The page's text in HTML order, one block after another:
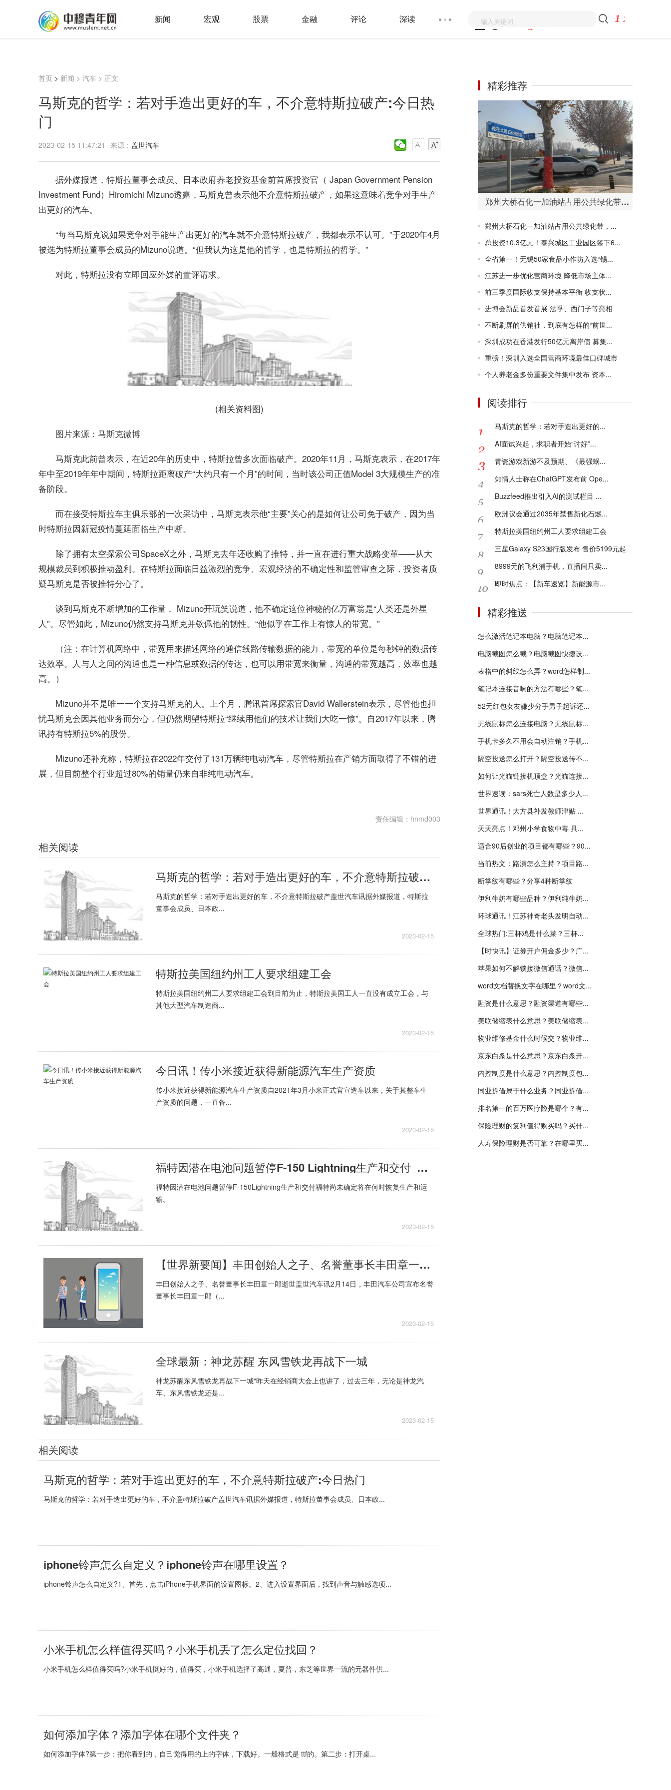
新闻 宏观 股票 金融 评论 深读
首页 > 新闻 > 汽车 > 正文
马斯克的哲学：若对手造出更好的车，不介意特斯拉破产:今日热
门
2023-02-15 11:47:21 来源： 盖世汽车
据外媒报道，特斯拉董事会成员、日本政府养老投资基金前首席投资官（ Japan Government Pension
Investment Fund）Hiromichi Mizuno透露，马斯克曾表示他不介意特斯拉破产，如果这意味着竞争对手生产
出更好的汽车。
“每当马斯克说如果竞争对手能生产出更好的汽车就不介意特斯拉破产，我都表示不认可。”于2020年4月
被选为特斯拉董事会成员的Mizuno说道。“但我认为这是他的哲学，也是特斯拉的哲学。”
对此，特斯拉没有立即回应外媒的置评请求。
(相关资料图)
图片来源：马斯克微博
马斯克此前曾表示，在近20年的历史中，特斯拉曾多次面临破产。2020年11月，马斯克表示，在2017年
年中至2019年年中期间，特斯拉距离破产“大约只有一个月”的时间，当时该公司正值Model 3大规模生产的准
备阶段。
而在接受特斯拉车主俱乐部的一次采访中，马斯克表示他“主要”关心的是如何让公司免于破产，因为当
时特斯拉因新冠疫情蔓延面临生产中断。
除了拥有太空探索公司SpaceX之外，马斯克去年还收购了推特，并一直在进行重大战略变革——从大
规模裁员到积极推动盈利。在特斯拉面临日益激烈的竞争、宏观经济的不确定性和监管审查之际，投资者质
疑马斯克是否被推特分心了。
谈到马斯克不断增加的工作量， Mizuno开玩笑说道，他不确定这位神秘的亿万富翁是“人类还是外星
人”。尽管如此，Mizuno仍然支持马斯克并钦佩他的韧性。“他似乎在工作上有惊人的带宽。”
（注：在计算机网络中，带宽用来描述网络的通信线路传输数据的能力，带宽的单位是每秒钟的数据传
达效率。人与人之间的沟通也是一种信息或数据的传达，也可以用带宽来衡量，沟通的带宽越高，效率也越
高。）
Mizuno并不是唯一一个支持马斯克的人。上个月，腾讯首席探索官David Wallerstein表示，尽管他也担
忧马斯克会因其他业务而分心，但仍然期望特斯拉“继续用他们的技术让我们大吃一惊”。自2017年以来，腾
讯持有特斯拉5%的股份。
Mizuno还补充称，特斯拉在2022年交付了131万辆纯电动汽车，尽管特斯拉在产销方面取得了不错的进
展，但目前整个行业超过80%的销量仍来自非纯电动汽车。
责任编辑：hnmd003
相关阅读
马斯克的哲学：若对手造出更好的车，不介意特斯拉破产:今日热门
马斯克的哲学：若对手造出更好的车，不介意特斯拉破产盖世汽车讯据外媒报道，特斯拉
董事会成员、日本政...
2023-02-15
特斯拉美国纽约州工人要求组建工会
特斯拉美国纽约州工人要求组建工会到目前为止，特斯拉美国工人一直没有成立工会，与
其他大型汽车制造商...
2023-02-15
今日讯！传小米接近获得新能源汽车生产资质
传小米接近获得新能源汽车生产资质自2021年3月小米正式官宣造车以来，关于其整车生
产资质的问题，一直备...
2023-02-15
福特因潜在电池问题暂停F-150 Lightning生产和交付_当前热文
福特因潜在电池问题暂停F-150Lightning生产和交付福特尚未确定将在何时恢复生产和运
输。
2023-02-15
【世界新要闻】丰田创始人之子、名誉董事长丰田章一郎逝世
丰田创始人之子、名誉董事长丰田章一郎逝世盖世汽车讯2月14日，丰田汽车公司宣布名誉
董事长丰田章一郎（...
2023-02-15
全球最新：神龙苏醒 东风雪铁龙再战下一城
神龙苏醒东风雪铁龙再战下一城“昨天在经销商大会上也讲了，过去三年，无论是神龙汽
车、东风雪铁龙还是...
2023-02-15
相关阅读
马斯克的哲学：若对手造出更好的车，不介意特斯拉破产:今日热门
马斯克的哲学：若对手造出更好的车，不介意特斯拉破产盖世汽车讯据外媒报道，特斯拉董事会成员、日本政...
iphone铃声怎么自定义？iphone铃声在哪里设置？
iphone铃声怎么自定义?1、首先，点击iPhone手机界面的设置图标。2、进入设置界面后，找到声音与触感选项...
小米手机怎么样值得买吗？小米手机丢了怎么定位找回？
小米手机怎么样值得买吗?小米手机挺好的，值得买，小米手机选择了高通，夏普，东芝等世界一流的元器件供...
如何添加字体？添加字体在哪个文件夹？
如何添加字体?第一步：把你看到的，自己觉得用的上的字体，下载好。一般格式是 ttf的。第二步：打开桌...
精彩推荐
郑州大桥石化一加油站占用公共绿化带，将企业广告牌模仿成了“路名牌”？
郑州大桥石化一加油站占用公共绿化带，...
总投资10.3亿元！泰兴城区工业园区签下6...
全省第一！无锡50家食品小作坊入选“锡...
江苏进一步优化营商环境 降低市场主体...
前三季度国际收支保持基本平衡 收支状...
进博会新品首发首展 法孚、西门子等亮相
不断刷屏的供销社，到底有怎样的“前世...
深圳成功在香港发行50亿元离岸债 募集...
重磅！深圳入选全国营商环境最佳口碑城市
个人养老金多份重要文件集中发布 资本...
阅读排行
马斯克的哲学：若对手造出更好的...
AI面试兴起，求职者开始“讨好”...
青瓷游戏新游不及预期、《最强蜗...
知情人士称在ChatGPT发布前 Ope...
Buzzfeed推出引入AI的测试栏目 ...
欧洲议会通过2035年禁售新化石燃...
特斯拉美国纽约州工人要求组建工会
三星Galaxy S23国行版发布 售价5199元起
8999元的飞利浦手机，直播间只卖...
即时焦点：【新车速览】新能源市...
精彩推送
怎么激活笔记本电脑？电脑笔记本...
电脑截图怎么截？电脑截图快捷设...
表格中的斜线怎么弄？word怎样制...
笔记本连接音响的方法有哪些？笔...
52元红包女友嫌少分手男子起诉还...
无线鼠标怎么连接电脑？无线鼠标...
手机卡多久不用会自动注销？手机...
隔空投送怎么打开？隔空投送传不...
如何让光猫链接机顶盒？光猫连接...
世界速读：sars死亡人数是多少人...
世界通讯！大方县补发教师津贴 ...
天天亮点！邓州小学食物中毒 具...
适合90后创业的项目都有哪些？90...
当前热文：路演怎么主持？项目路...
断掌纹有哪些？分享4种断掌纹
伊利牛奶有哪些品种？伊利纯牛奶...
环球通讯！江苏神奇老头发明自动...
全球热门:三杯鸡是什么菜？三杯...
【时快讯】证券开户佣金多少？广...
苹果如何不解锁接微信通话？微信...
word文档替换文字在哪里？word文...
融资是什么意思？融资渠道有哪些...
美联储缩表什么意思？美联储缩表...
物业维修基金什么时候交？物业维...
京东白条是什么意思？京东白条开...
内控制度是什么意思？内控制度包...
同业拆借属于什么业务？同业拆借...
排名第一的百万医疗险是哪个？有...
保险理财的复利值得购买吗？买什...
人寿保险理财是否可靠？在哪里买...